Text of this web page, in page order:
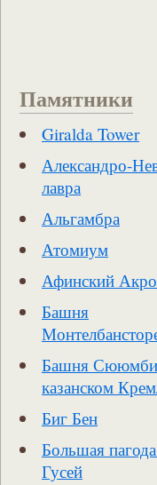
Памятники
Giralda Tower
Александро-
лавра
Альгамбра
Атомиум
Афинский
Башня
Башня
казанском
Биг Бен
Большая
Гусей